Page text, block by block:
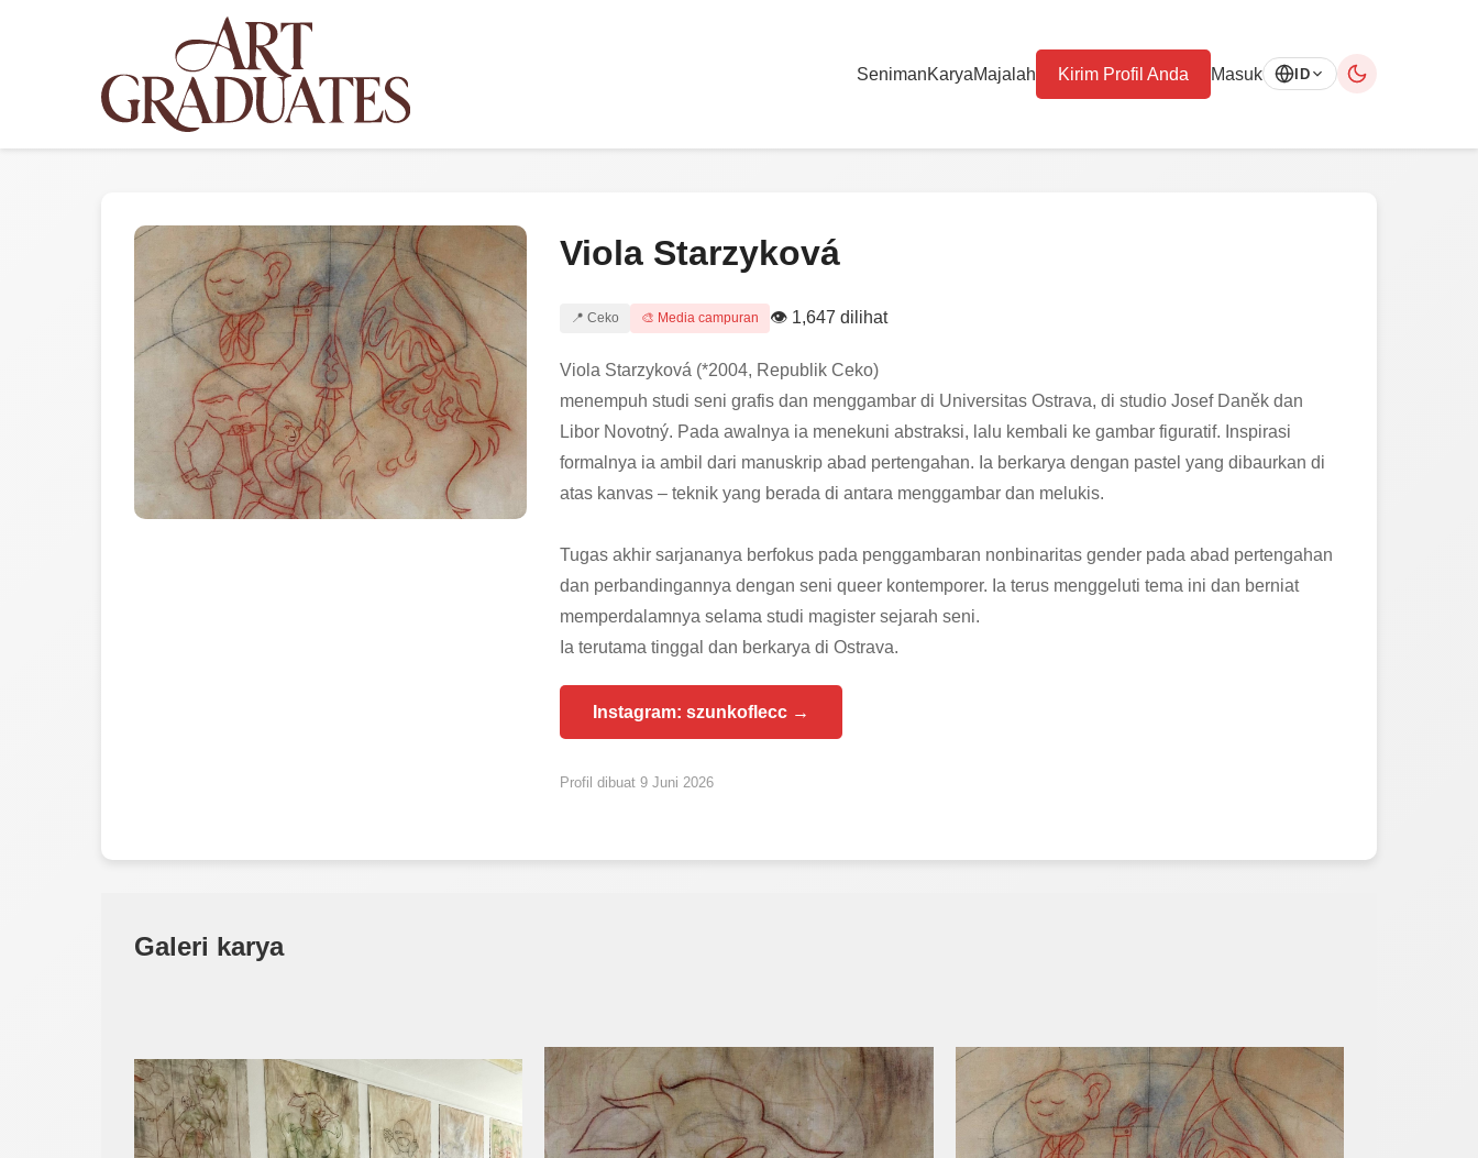
SenimanKaryaMajalah Kirim Profil Anda Masuk ID
Viola Starzyková
📍 Ceko 🎨 Media campuran 👁 1,647 dilihat
Viola Starzyková (*2004, Republik Ceko)
menempuh studi seni grafis dan menggambar di Universitas Ostrava, di studio Josef Daněk dan
Libor Novotný. Pada awalnya ia menekuni abstraksi, lalu kembali ke gambar figuratif. Inspirasi
formalnya ia ambil dari manuskrip abad pertengahan. Ia berkarya dengan pastel yang dibaurkan di
atas kanvas – teknik yang berada di antara menggambar dan melukis.
Tugas akhir sarjananya berfokus pada penggambaran nonbinaritas gender pada abad pertengahan
dan perbandingannya dengan seni queer kontemporer. Ia terus menggeluti tema ini dan berniat
memperdalamnya selama studi magister sejarah seni.
Ia terutama tinggal dan berkarya di Ostrava.
Instagram: szunkoflecc →
Profil dibuat 9 Juni 2026
Galeri karya